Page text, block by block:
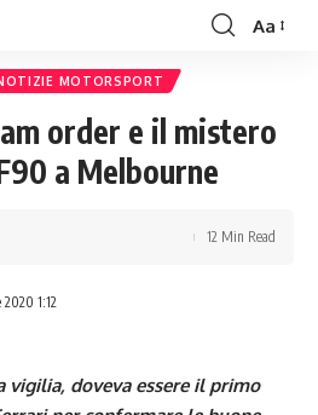
Font
Aa
MOTORSPORT
order e il mistero
a Melbourne
1:12
12 Min Read
vigilia, doveva essere il primo